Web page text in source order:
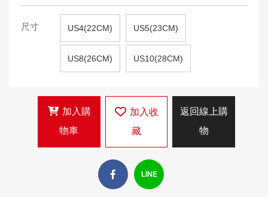
尺寸 US4(22CM) US5(23CM)
US8(26CM) US10(28CM)
LINE
加入購
物車
加入收
藏
返回線上購
物